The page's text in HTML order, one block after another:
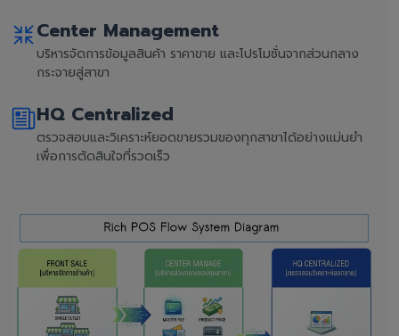
Center Management
บริหารจัดการข้อมูลสินค้า ราคาขาย และโปรโมชั่นจากส่วนกลาง
กระจายสู่สาขา
HQ Centralized
ตรวจสอบและวิเคราะห์ยอดขายรวมของทุกสาขาได้อย่างแม่นยำ
เพื่อการตัดสินใจที่รวดเร็ว